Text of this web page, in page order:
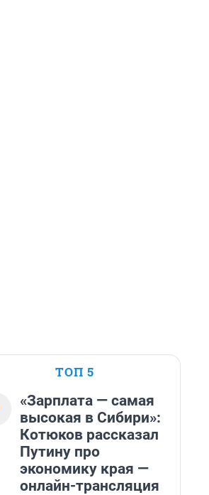
ТОП 5
«Зарплата — самая
высокая в Сибири»:
Котюков рассказал
Путину про
экономику края —
онлайн-трансляция